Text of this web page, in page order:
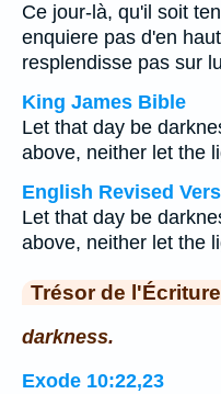
Ce jour-là, qu'il soit
enquiere pas d'en
resplendisse pas sur
King James Bible
Let that day be
above, neither let the
English Revised
Let that day be
above, neither let the
Trésor de l'Écriture
darkness.
Exode 10:22,23